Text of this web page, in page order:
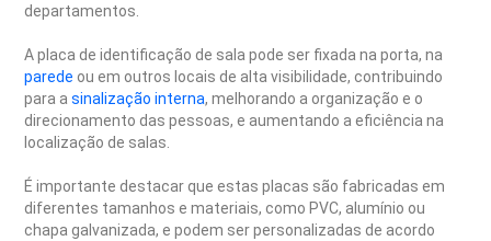
departamentos.
A placa de identificação de sala pode ser fixada na porta, na
parede ou em outros locais de alta visibilidade, contribuindo
para asinalização interna, melhorando a organização e o
direcionamento das pessoas, e aumentando a eficiência na
localização de salas.
É importante destacar que estas placas são fabricadas em
diferentes tamanhos e materiais, como PVC, alumínio ou
chapa galvanizada, e podem ser personalizadas de acordo